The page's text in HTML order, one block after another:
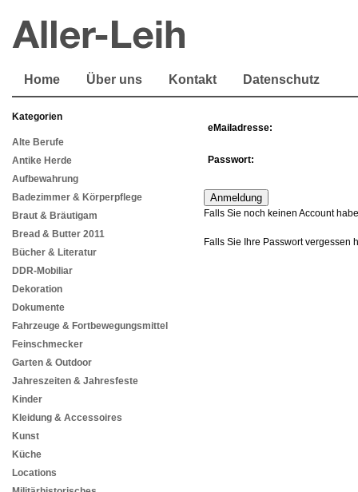
Home Über uns Kontakt Datenschutz
Kategorien
Alte Berufe
Antike Herde
Aufbewahrung
Badezimmer & Körperpflege
Braut & Bräutigam
Bread & Butter 2011
Bücher & Literatur
DDR-Mobiliar
Dekoration
Dokumente
Fahrzeuge & Fortbewegungsmittel
Feinschmecker
Garten & Outdoor
Jahreszeiten & Jahresfeste
Kinder
Kleidung & Accessoires
Kunst
Küche
Locations
eMailadresse:
Passwort:
Falls Sie noch keinen Account
Falls Sie Ihre Passwort vergessen